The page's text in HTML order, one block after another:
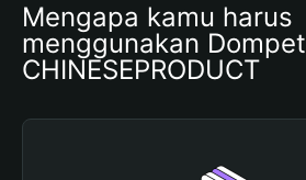
Mengapa kamu harus
menggunakan Dompet
CHINESEPRODUCT